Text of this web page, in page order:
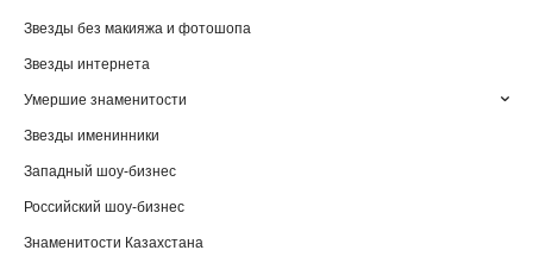
Звезды без макияжа и фотошопа
Звезды интернета
Умершие знаменитости
Звезды именинники
Западный шоу-бизнес
Российский шоу-бизнес
Знаменитости Казахстана